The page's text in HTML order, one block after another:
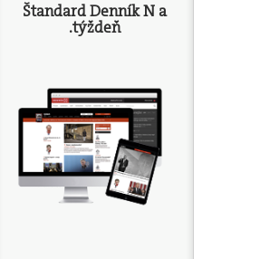
Štandard Denník N a
.týždeň